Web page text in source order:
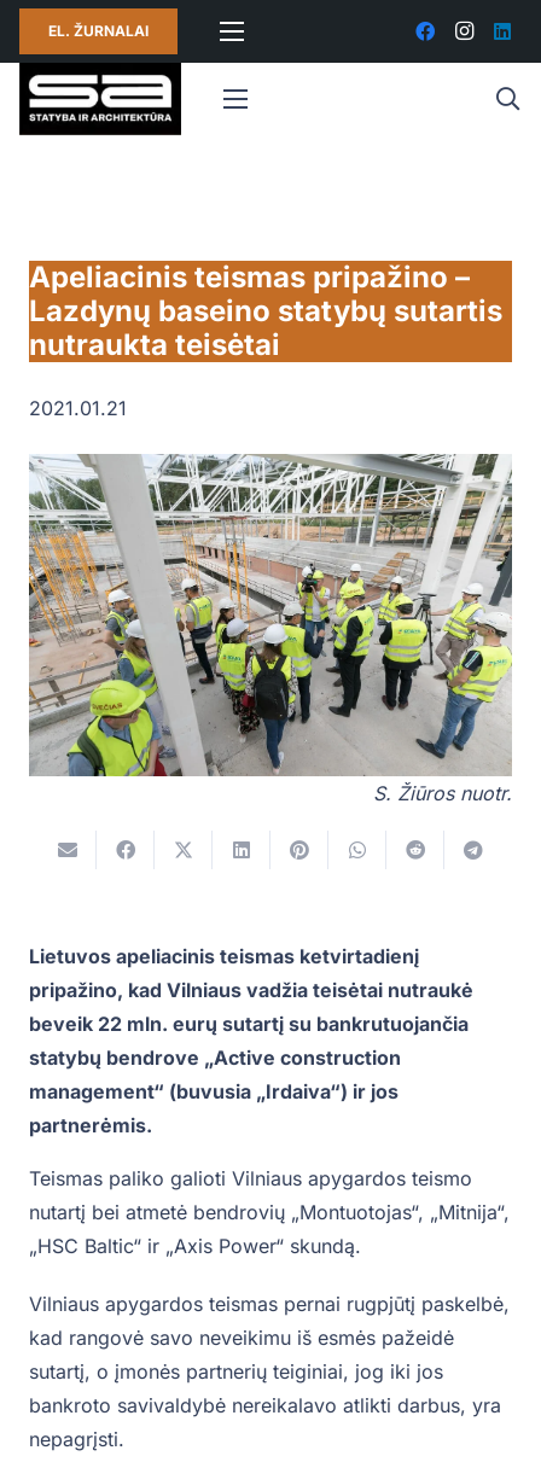
EL. ŽURNALAI
Apeliacinis teismas pripažino –
Lazdynų baseino statybų sutartis
nutraukta teisėtai
2021.01.21
S. Žiūros nuotr.
Lietuvos apeliacinis teismas ketvirtadienį
pripažino, kad Vilniaus vadžia teisėtai nutraukė
beveik 22 mln. eurų sutartį su bankrutuojančia
statybų bendrove „Active construction
management“ (buvusia „Irdaiva“) ir jos
partnerėmis.
Teismas paliko galioti Vilniaus apygardos teismo
nutartį bei atmetė bendrovių „Montuotojas“, „Mitnija“,
„HSC Baltic“ ir „Axis Power“ skundą.
Vilniaus apygardos teismas pernai rugpjūtį paskelbė,
kad rangovė savo neveikimu iš esmės pažeidė
sutartį, o įmonės partnerių teiginiai, jog iki jos
bankroto savivaldybė nereikalavo atlikti darbus, yra
nepagrįsti.